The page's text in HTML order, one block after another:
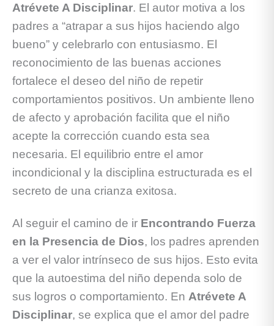
Atrévete A Disciplinar. El autor motiva a los
padres a “atrapar a sus hijos haciendo algo
bueno” y celebrarlo con entusiasmo. El
reconocimiento de las buenas acciones
fortalece el deseo del niño de repetir
comportamientos positivos. Un ambiente lleno
de afecto y aprobación facilita que el niño
acepte la corrección cuando esta sea
necesaria. El equilibrio entre el amor
incondicional y la disciplina estructurada es el
secreto de una crianza exitosa.
Al seguir el camino de ir Encontrando Fuerza
en la Presencia de Dios, los padres aprenden
a ver el valor intrínseco de sus hijos. Esto evita
que la autoestima del niño dependa solo de
sus logros o comportamiento. En Atrévete A
Disciplinar, se explica que el amor del padre